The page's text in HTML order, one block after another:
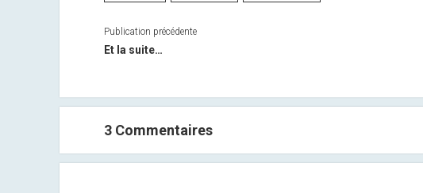
Publication précédente
Et la suite…
3 Commentaires